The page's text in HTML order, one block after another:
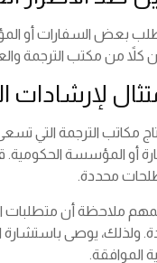
بعض السفارات أو
كلاً من مكتب الترجمة
لإرشادات
مكاتب الترجمة التي تسعى
أو المؤسسة الحكومية.
محددة.
ملاحظة أن متطلبات
ولذلك، يوصى
الموافقة.